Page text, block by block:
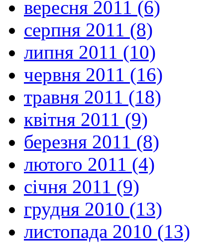
вересня 2011 (6)
серпня 2011 (8)
липня 2011 (10)
червня 2011 (16)
травня 2011 (18)
квітня 2011 (9)
березня 2011 (8)
лютого 2011 (4)
січня 2011 (9)
грудня 2010 (13)
листопада 2010 (13)